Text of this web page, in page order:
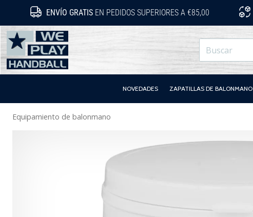
ENVÍO GRATISEN PEDIDOS SUPERIORES A €85,00
WePlayHandball.es
NOVEDADES ZAPATILLAS DE BALONMANO
Equipamiento de balonmano